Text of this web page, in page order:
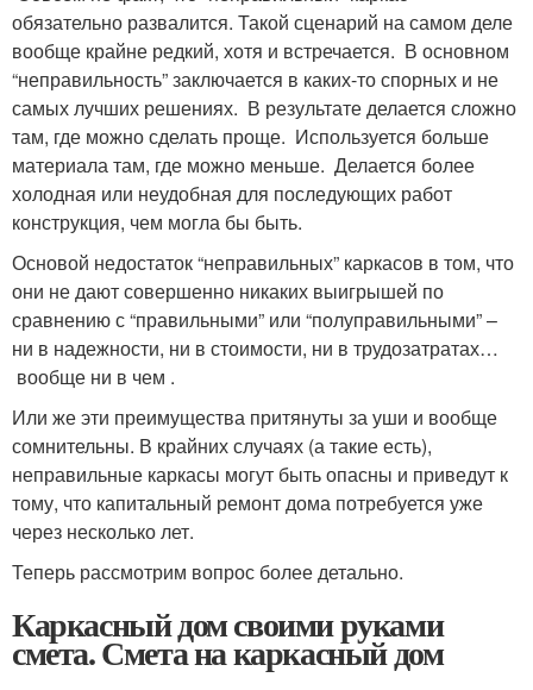
обязательно развалится. Такой сценарий на самом деле
вообще крайне редкий, хотя и встречается. В основном
“неправильность” заключается в каких-то спорных и не
самых лучших решениях. В результате делается сложно
там, где можно сделать проще. Используется больше
материала там, где можно меньше. Делается более
холодная или неудобная для последующих работ
конструкция, чем могла бы быть.
Основой недостаток “неправильных” каркасов в том, что
они не дают совершенно никаких выигрышей по
сравнению с “правильными” или “полуправильными” –
ни в надежности, ни в стоимости, ни в трудозатратах…
вообще ни в чем .
Или же эти преимущества притянуты за уши и вообще
сомнительны. В крайних случаях (а такие есть),
неправильные каркасы могут быть опасны и приведут к
тому, что капитальный ремонт дома потребуется уже
через несколько лет.
Теперь рассмотрим вопрос более детально.
Каркасный дом своими руками
смета. Смета на каркасный дом